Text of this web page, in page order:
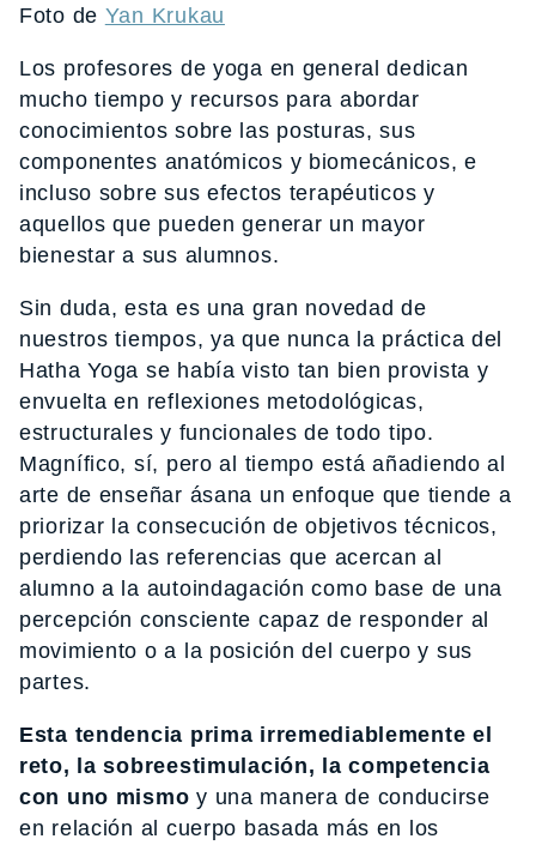
Foto de Yan Krukau
Los profesores de yoga en general dedican
mucho tiempo y recursos para abordar
conocimientos sobre las posturas, sus
componentes anatómicos y biomecánicos, e
incluso sobre sus efectos terapéuticos y
aquellos que pueden generar un mayor
bienestar a sus alumnos.
Sin duda, esta es una gran novedad de
nuestros tiempos, ya que nunca la práctica del
Hatha Yoga se había visto tan bien provista y
envuelta en reflexiones metodológicas,
estructurales y funcionales de todo tipo.
Magnífico, sí, pero al tiempo está añadiendo al
arte de enseñar ásana un enfoque que tiende a
priorizar la consecución de objetivos técnicos,
perdiendo las referencias que acercan al
alumno a la autoindagación como base de una
percepción consciente capaz de responder al
movimiento o a la posición del cuerpo y sus
partes.
Esta tendencia prima irremediablemente el
reto, la sobreestimulación, la competencia
con uno mismo y una manera de conducirse
en relación al cuerpo basada más en los